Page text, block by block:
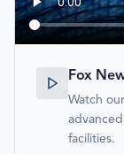
Fox
Watch
facilities.